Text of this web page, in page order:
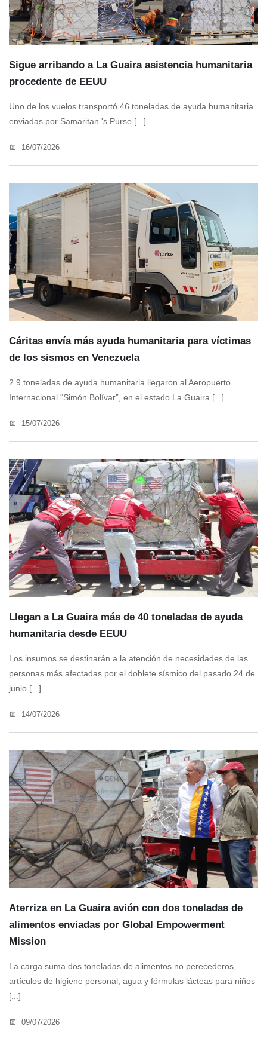
Sigue arribando a La Guaira asistencia humanitaria
procedente de EEUU
Uno de los vuelos transportó 46 toneladas de ayuda humanitaria
enviadas por Samaritan 's Purse [...]
16/07/2026
Cáritas envía más ayuda humanitaria para víctimas
de los sismos en Venezuela
2.9 toneladas de ayuda humanitaria llegaron al Aeropuerto
Internacional “Simón Bolívar”, en el estado La Guaira [...]
15/07/2026
Llegan a La Guaira más de 40 toneladas de ayuda
humanitaria desde EEUU
Los insumos se destinarán a la atención de necesidades de las
personas más afectadas por el doblete sísmico del pasado 24 de
junio [...]
14/07/2026
Aterriza en La Guaira avión con dos toneladas de
alimentos enviadas por Global Empowerment
Mission
La carga suma dos toneladas de alimentos no perecederos,
artículos de higiene personal, agua y fórmulas lácteas para niños
[...]
09/07/2026